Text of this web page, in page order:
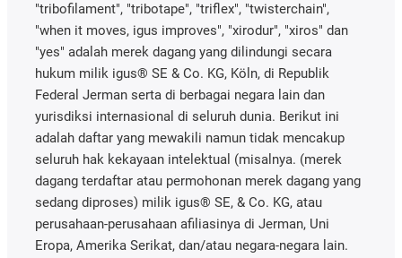
"tribofilament", "tribotape", "triflex", "twisterchain",
"when it moves, igus improves", "xirodur", "xiros" dan
"yes" adalah merek dagang yang dilindungi secara
hukum milik igus® SE & Co. KG, Köln, di Republik
Federal Jerman serta di berbagai negara lain dan
yurisdiksi internasional di seluruh dunia. Berikut ini
adalah daftar yang mewakili namun tidak mencakup
seluruh hak kekayaan intelektual (misalnya. (merek
dagang terdaftar atau permohonan merek dagang yang
sedang diproses) milik igus® SE, & Co. KG, atau
perusahaan-perusahaan afiliasinya di Jerman, Uni
Eropa, Amerika Serikat, dan/atau negara-negara lain.